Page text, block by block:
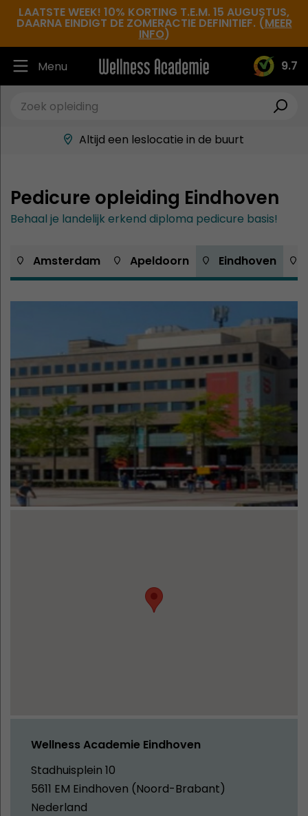
LAATSTE WEEK! 10% KORTING T.E.M. 15 AUGUSTUS,
DAARNA EINDIGT DE ZOMERACTIE DEFINITIEF. (MEER
INFO)
9.7
Menu
Ruim 30.000 tevreden studenten
Beste docenten in de branche
Altijd een leslocatie in de buurt
Pedicure opleiding Eindhoven
Behaal je landelijk erkend diploma pedicure basis!
Amsterdam Apeldoorn Eindhoven
Wellness Academie Eindhoven
Stadhuisplein 10
5611 EM Eindhoven (Noord-Brabant)
Nederland